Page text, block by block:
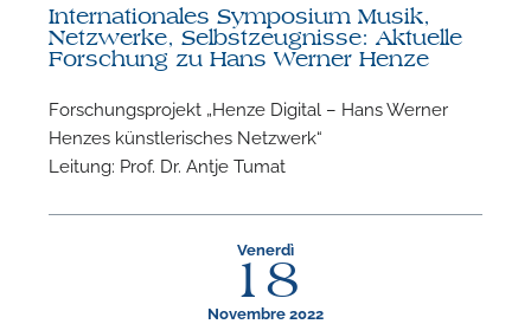
Internationales Symposium Musik,
Netzwerke, Selbstzeugnisse: Aktuelle
Forschung zu Hans Werner Henze
Forschungsprojekt „Henze Digital – Hans Werner
Henzes künstlerisches Netzwerk“
Leitung: Prof. Dr. Antje Tumat
Venerdì
18
Novembre 2022